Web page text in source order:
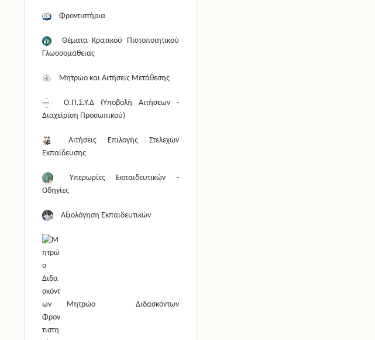
Φροντιστήρια
Θέματα Κρατικού Πιστοποιητικού
Γλωσσομάθειας
Μητρώο και Αιτήσεις Μετάθεσης
Ο.Π.Σ.Υ.Δ (Υποβολή Αιτήσεων -
Διαχείριση Προσωπικού)
Αιτήσεις Επιλογής Στελεχών
Εκπαίδευσης
Υπερωρίες Εκπαιδευτικών -
Οδηγίες
Αξιολόγηση Εκπαιδευτικών
Μητρώο Διδασκόντων